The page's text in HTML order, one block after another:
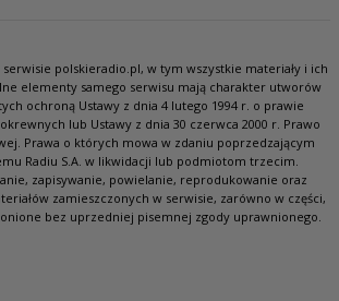
polskieradio.pl, w tym wszystkie materiały i ich
elementy samego serwisu mają charakter utworów
ochroną Ustawy z dnia 4 lutego 1994 r. o prawie
lub Ustawy z dnia 30 czerwca 2000 r. Prawo
Prawa o których mowa w zdaniu poprzedzającym
Radiu S.A. w likwidacji lub podmiotom trzecim.
zapisywanie, powielanie, reprodukowanie oraz
zamieszczonych w serwisie, zarówno w części,
bez uprzedniej pisemnej zgody uprawnionego.